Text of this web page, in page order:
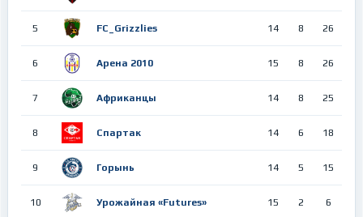
5 FC_Grizzlies 14 8 26
6 Арена 2010 15 8 26
7 Африканцы 14 8 25
8 Спартак 14 6 18
9 Горынь 14 5 15
10 Урожайная «Futures» 15 2 6